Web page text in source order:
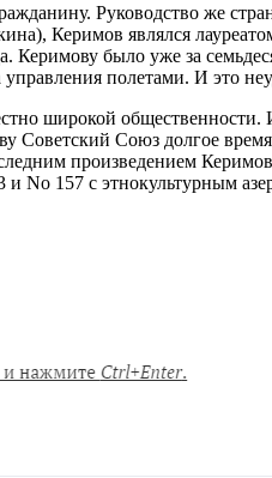
Руководство же
Керимов являлся
Керимову было уже за
полетами. И это
широкой
Союз долгое
произведением
No 157 с этнокультурным